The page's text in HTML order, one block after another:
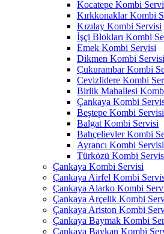
Kocatepe Kombi
Kırkkonaklar Kombi
Kızılay Kombi Servisi
İşçi Blokları Kombi
Emek Kombi Servisi
Dikmen Kombi Servisi
Çukurambar Kombi
Cevizlidere Kombi
Birlik Mahallesi
Çankaya Kombi
Beştepe Kombi Servisi
Balgat Kombi Servisi
Bahçelievler Kombi
Ayrancı Kombi Servisi
Türközü Kombi
Çankaya Kombi Servisi
Çankaya Airfel Kombi
Çankaya Alarko Kombi
Çankaya Arçelik Kombi
Çankaya Ariston Kombi
Çankaya Baymak Kombi
Çankaya Baykan Kombi